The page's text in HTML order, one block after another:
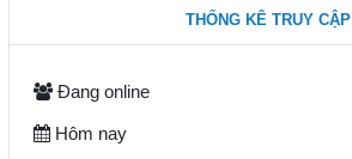
THỐNG KÊ TRUY CẬP
Đang online
Hôm nay